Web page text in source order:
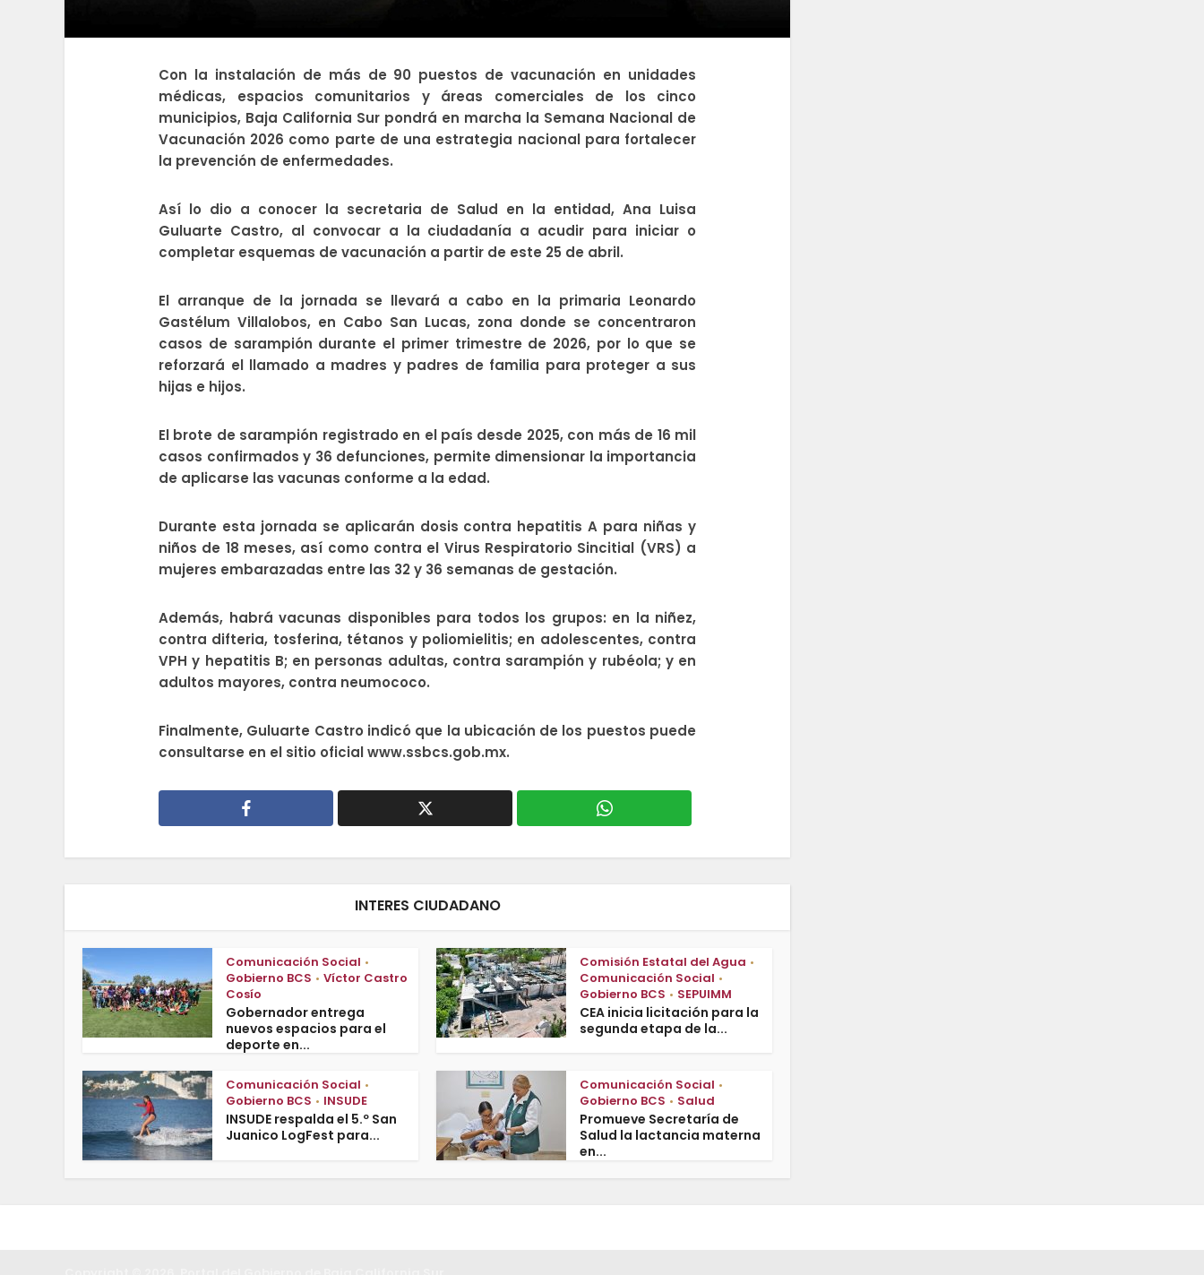
Con la instalación de más de 90 puestos de vacunación en unidades
médicas, espacios comunitarios y áreas comerciales de los cinco
municipios, Baja California Sur pondrá en marcha la Semana Nacional de
Vacunación 2026 como parte de una estrategia nacional para fortalecer
la prevención de enfermedades.
Así lo dio a conocer la secretaria de Salud en la entidad, Ana Luisa
Guluarte Castro, al convocar a la ciudadanía a acudir para iniciar o
completar esquemas de vacunación a partir de este 25 de abril.
El arranque de la jornada se llevará a cabo en la primaria Leonardo
Gastélum Villalobos, en Cabo San Lucas, zona donde se concentraron
casos de sarampión durante el primer trimestre de 2026, por lo que se
reforzará el llamado a madres y padres de familia para proteger a sus
hijas e hijos.
El brote de sarampión registrado en el país desde 2025, con más de 16 mil
casos confirmados y 36 defunciones, permite dimensionar la importancia
de aplicarse las vacunas conforme a la edad.
Durante esta jornada se aplicarán dosis contra hepatitis A para niñas y
niños de 18 meses, así como contra el Virus Respiratorio Sincitial (VRS) a
mujeres embarazadas entre las 32 y 36 semanas de gestación.
Además, habrá vacunas disponibles para todos los grupos: en la niñez,
contra difteria, tosferina, tétanos y poliomielitis; en adolescentes, contra
VPH y hepatitis B; en personas adultas, contra sarampión y rubéola; y en
adultos mayores, contra neumococo.
Finalmente, Guluarte Castro indicó que la ubicación de los puestos puede
consultarse en el sitio oficial www.ssbcs.gob.mx.
INTERES CIUDADANO
Comunicación Social •
Gobierno BCS • Víctor Castro
Cosío
Gobernador entrega
nuevos espacios para el
deporte en...
Comisión Estatal del Agua •
Comunicación Social •
Gobierno BCS • SEPUIMM
CEA inicia licitación para la
segunda etapa de la...
Comunicación Social •
Gobierno BCS • INSUDE
INSUDE respalda el 5.º San
Juanico LogFest para...
Comunicación Social •
Gobierno BCS • Salud
Promueve Secretaría de
Salud la lactancia materna
en...